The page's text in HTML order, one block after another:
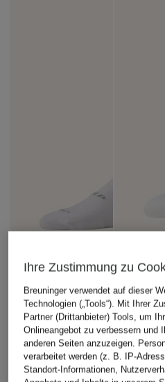
MAAP
Radsocken PRO
AERO
RITUALS
Ihre Zustimmung zu
Breuninger verwendet auf dieser
Technologien („Tools“). Mit Ihrer
Partner (Drittanbieter) Tools, um
Onlineangebot zu verbessern und
anderen Seiten anzuzeigen.
verarbeitet werden (z. B. IP-
Standort-Informationen,